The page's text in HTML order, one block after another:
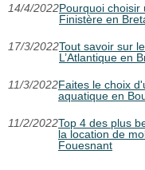
14/4/2022Pourquoi choisir
Finistère en
17/3/2022Tout savoir sur
L’Atlantique en
11/3/2022Faites le choix
aquatique en
11/2/2022Top 4 des plus
la location de
Fouesnant